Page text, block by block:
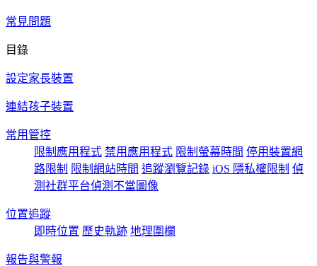
常見問題
目錄
設定家長裝置
連結孩子裝置
常用管控
限制應用程式 禁用應用程式 限制螢幕時間 停用裝置網
路限制
限制網站時間 追蹤瀏覽記錄 iOS 隱私權限制 偵
測社群平台偵測不當圖像
位置追蹤
即時位置 歷史軌跡 地理圍欄
報告與警報